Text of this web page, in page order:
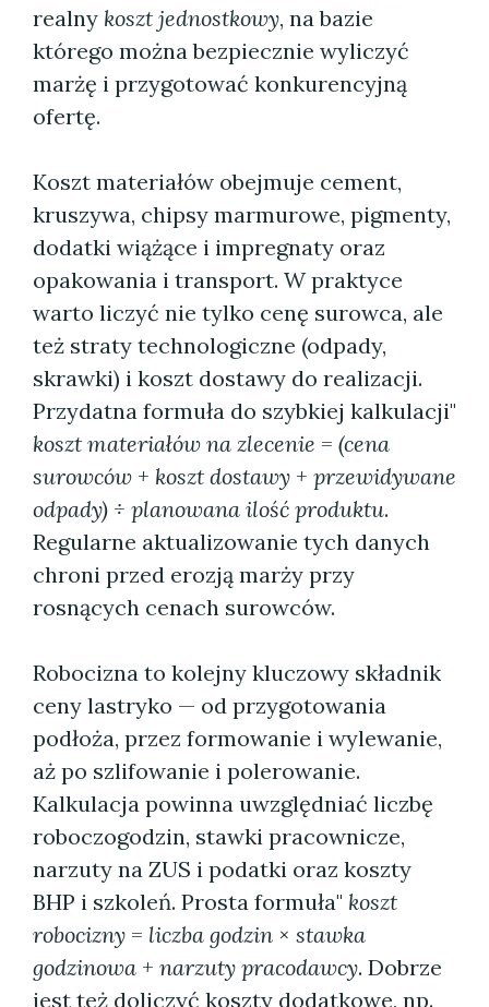
realny koszt jednostkowy, na bazie
którego można bezpiecznie wyliczyć
marżę i przygotować konkurencyjną
ofertę.
Koszt materiałów obejmuje cement,
kruszywa, chipsy marmurowe, pigmenty,
dodatki wiążące i impregnaty oraz
opakowania i transport. W praktyce
warto liczyć nie tylko cenę surowca, ale
też straty technologiczne (odpady,
skrawki) i koszt dostawy do realizacji.
Przydatna formuła do szybkiej kalkulacji"
koszt materiałów na zlecenie = (cena
surowców + koszt dostawy + przewidywane
odpady) ÷ planowana ilość produktu.
Regularne aktualizowanie tych danych
chroni przed erozją marży przy
rosnących cenach surowców.
Robocizna to kolejny kluczowy składnik
ceny lastryko — od przygotowania
podłoża, przez formowanie i wylewanie,
aż po szlifowanie i polerowanie.
Kalkulacja powinna uwzględniać liczbę
roboczogodzin, stawki pracownicze,
narzuty na ZUS i podatki oraz koszty
BHP i szkoleń. Prosta formuła" koszt
robocizny = liczba godzin × stawka
godzinowa + narzuty pracodawcy. Dobrze
jest też doliczyć koszty dodatkowe, np.